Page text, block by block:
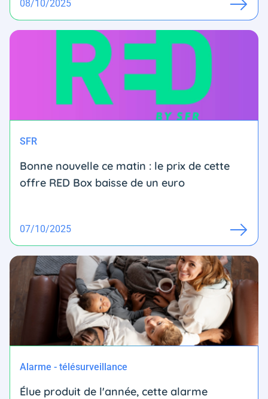
08/10/2025
SFR
Bonne nouvelle ce matin : le prix de cette
offre RED Box baisse de un euro
07/10/2025
Alarme - télésurveillance
Élue produit de l'année, cette alarme